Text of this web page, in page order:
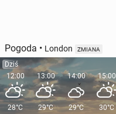
Pogoda • London ZMIANA
Dziś
12:00
28°C
13:00
29°C
14:00
29°C
15:00
30°C